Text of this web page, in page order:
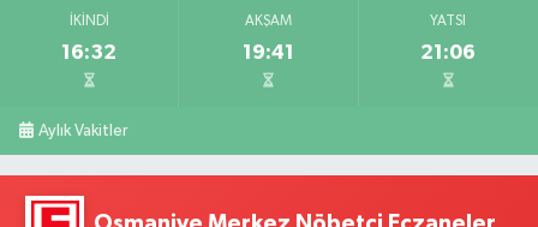
İKINDI
16:32
AKŞAM
19:41
YATSI
21:06
Aylık Vakitler